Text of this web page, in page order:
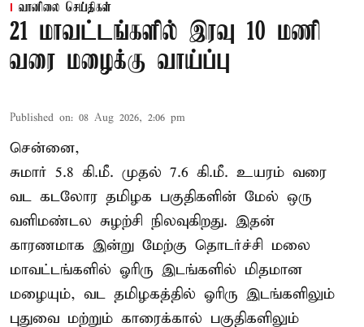
வானிலை செய்திகள்
21 மாவட்டங்களில் இரவு 10 மணி
வரை மழைக்கு வாய்ப்பு
Published on: 08 Aug 2026, 2:06 pm
சென்னை,
சுமார் 5.8 கி.மீ. முதல் 7.6 கி.மீ. உயரம் வரை
வட கடலோர தமிழக பகுதிகளின் மேல் ஒரு
வளிமண்டல சுழற்சி நிலவுகிறது. இதன்
காரணமாக இன்று மேற்கு தொடர்ச்சி மலை
மாவட்டங்களில் ஓரிரு இடங்களில் மிதமான
மழையும், வட தமிழகத்தில் ஓரிரு இடங்களிலும்
புதுவை மற்றும் காரைக்கால் பகுதிகளிலும்